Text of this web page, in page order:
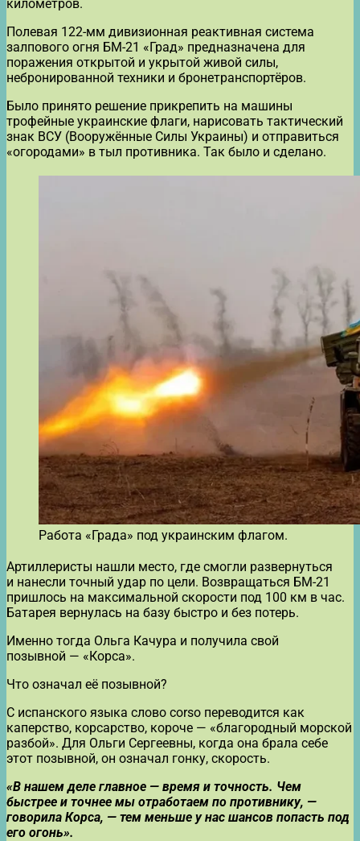
километров.
Полевая 122-мм дивизионная реактивная система
залпового огня БМ-21 «Град» предназначена для
поражения открытой и укрытой живой силы,
небронированной техники и бронетранспортёров.
Было принято решение прикрепить на машины
трофейные украинские флаги, нарисовать тактический
знак ВСУ (Вооружённые Силы Украины) и отправиться
«огородами» в тыл противника. Так было и сделано.
Работа «Града» под украинским флагом.
Артиллеристы нашли место, где смогли развернуться
и нанесли точный удар по цели. Возвращаться БМ-21
пришлось на максимальной скорости под 100 км в час.
Батарея вернулась на базу быстро и без потерь.
Именно тогда Ольга Качура и получила свой
позывной — «Корса».
Что означал её позывной?
С испанского языка слово corso переводится как
каперство, корсарство, короче — «благородный морской
разбой». Для Ольги Сергеевны, когда она брала себе
этот позывной, он означал гонку, скорость.
«В нашем деле главное — время и точность. Чем
быстрее и точнее мы отработаем по противнику, —
говорила Корса, — тем меньше у нас шансов попасть под
его огонь».